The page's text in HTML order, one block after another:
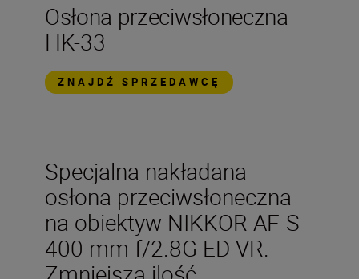
Osłona przeciwsłoneczna
HK-33
ZNAJDŹ SPRZEDAWCĘ
Specjalna nakładana
osłona przeciwsłoneczna
na obiektyw NIKKOR AF-S
400 mm f/2.8G ED VR.